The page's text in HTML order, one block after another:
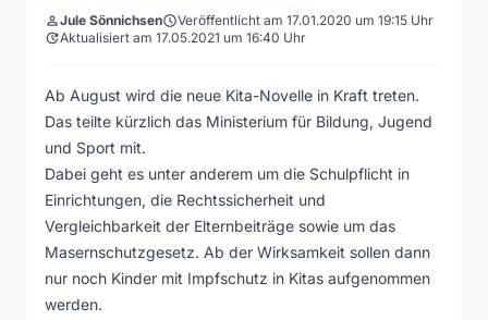
personJule SönnichsenscheduleVeröffentlicht am 17.01.2020 um 19:15 Uhr
updateAktualisiert am 17.05.2021 um 16:40 Uhr
Ab August wird die neue Kita-Novelle in Kraft treten.
Das teilte kürzlich das Ministerium für Bildung, Jugend
und Sport mit.
Dabei geht es unter anderem um die Schulpflicht in
Einrichtungen, die Rechtssicherheit und
Vergleichbarkeit der Elternbeiträge sowie um das
Masernschutzgesetz. Ab der Wirksamkeit sollen dann
nur noch Kinder mit Impfschutz in Kitas aufgenommen
werden.